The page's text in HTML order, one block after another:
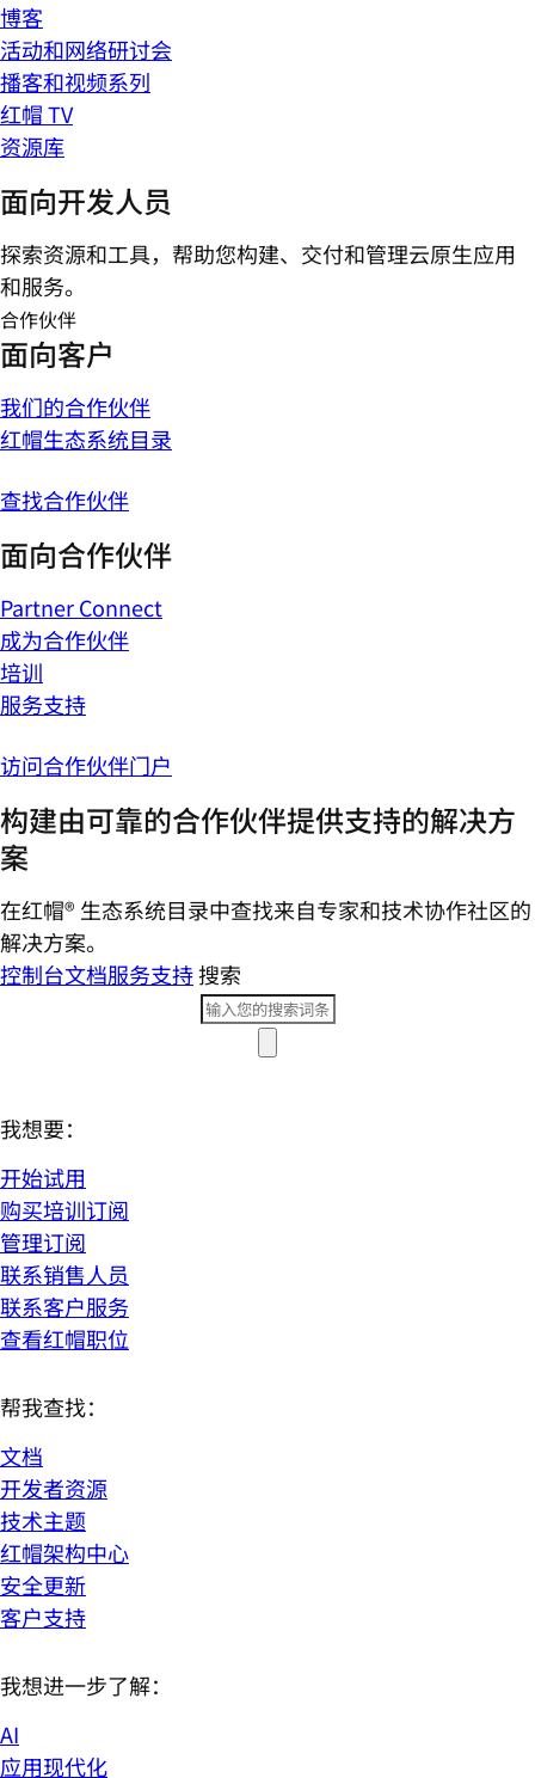
博客
活动和网络研讨会
播客和视频系列
红帽 TV
资源库
面向开发人员
探索资源和工具，帮助您构建、交付和管理云原生应用
和服务。
合作伙伴
面向客户
我们的合作伙伴
红帽生态系统目录
查找合作伙伴
面向合作伙伴
Partner Connect
成为合作伙伴
培训
服务支持
访问合作伙伴门户
构建由可靠的合作伙伴提供支持的解决方
案
在红帽® 生态系统目录中查找来自专家和技术协作社区的
解决方案。
控制台文档服务支持搜索
我想要：
开始试用
购买培训订阅
管理订阅
联系销售人员
联系客户服务
查看红帽职位
帮我查找：
文档
开发者资源
技术主题
红帽架构中心
安全更新
客户支持
我想进一步了解：
AI
应用现代化